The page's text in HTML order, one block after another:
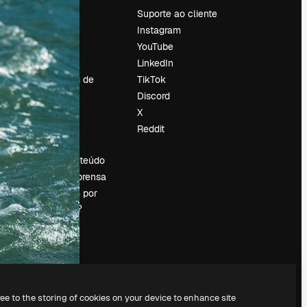
Preços
Sobre nós
Reviews
Emprego
Tendências de
pesquisa
Blog
Eventos
Slidesgo
Vender conteúdo
Sala de imprensa
Procurando por
magnific.ai?
Suporte ao cliente
Instagram
YouTube
LinkedIn
TikTok
Discord
X
Reddit
to the storing of cookies on your device to enhance site